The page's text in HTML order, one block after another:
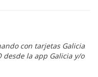
con tarjetas Galicia
desde la app Galicia y/o